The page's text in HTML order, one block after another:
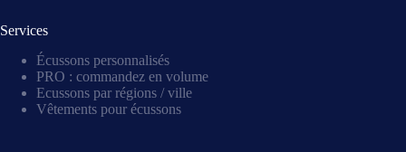
Services
Écussons personnalisés
PRO : commandez en volume
Ecussons par régions / ville
Vêtements pour écussons